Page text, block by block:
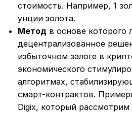
стоимость. Например, 1
унции золота.
Метод в основе которого
децентрализованное
избыточном залоге в
экономического
алгоритмах,
смарт-контрактов.
Digix, который